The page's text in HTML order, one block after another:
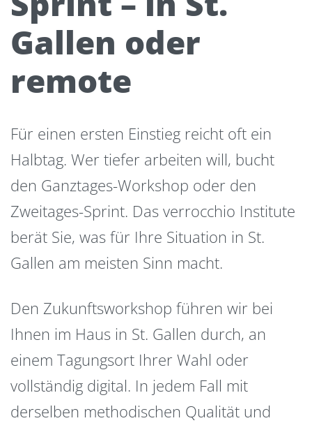
Gallen oder
remote
Für einen ersten Einstieg reicht oft ein
Halbtag. Wer tiefer arbeiten will, bucht
den Ganztages-Workshop oder den
Zweitages-Sprint. Das verrocchio Institute
berät Sie, was für Ihre Situation in St.
Gallen am meisten Sinn macht.
Den Zukunftsworkshop führen wir bei
Ihnen im Haus in St. Gallen durch, an
einem Tagungsort Ihrer Wahl oder
vollständig digital. In jedem Fall mit
derselben methodischen Qualität und